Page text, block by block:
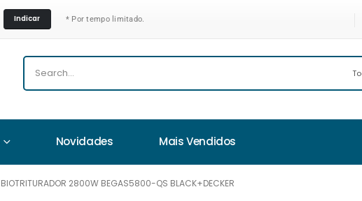
Indicar * Por tempo limitado.
Novidades Mais Vendidos
BIOTRITURADOR 2800W BEGAS5800-QS BLACK+DECKER